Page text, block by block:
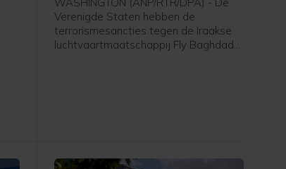
WASHINGTON (ANP/RTR/DPA) - De
Verenigde Staten hebben de
terrorismesancties tegen de Iraakse
luchtvaartmaatschappij Fly Baghdad